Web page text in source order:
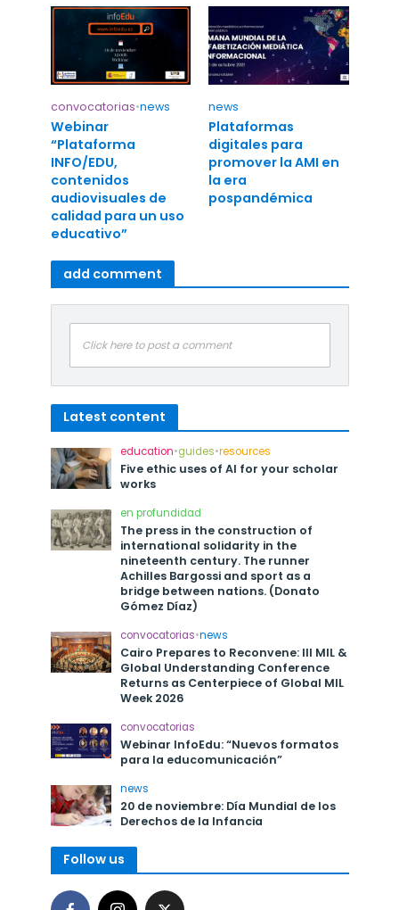
convocatorias•news
Webinar
“Plataforma
INFO/EDU,
contenidos
audiovisuales de
calidad para un uso
educativo”
news
Plataformas
digitales para
promover la AMI en
la era
pospandémica
add comment
Click here to post a comment
Latest content
education•guides•resources
Five ethic uses of AI for your scholar
works
en profundidad
The press in the construction of
international solidarity in the
nineteenth century. The runner
Achilles Bargossi and sport as a
bridge between nations. (Donato
Gómez Díaz)
convocatorias•news
Cairo Prepares to Reconvene: III MIL &
Global Understanding Conference
Returns as Centerpiece of Global MIL
Week 2026
convocatorias
Webinar InfoEdu: “Nuevos formatos
para la educomunicación”
news
20 de noviembre: Día Mundial de los
Derechos de la Infancia
Follow us